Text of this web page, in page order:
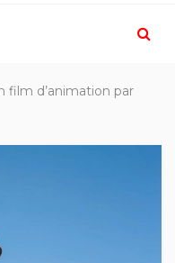
film d’animation par